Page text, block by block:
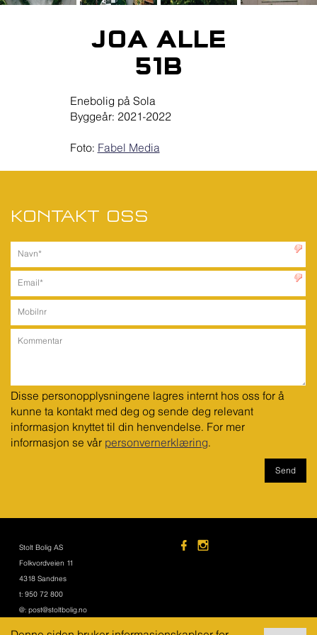
JOA ALLE
51B
Enebolig på Sola
Byggeår: 2021-2022
Foto: Fabel Media
KONTAKT OSS
Disse personopplysningene lagres internt hos oss for å
kunne ta kontakt med deg og sende deg relevant
informasjon knyttet til din henvendelse. For mer
informasjon se vår personvernerklæring.
Stolt Bolig AS
Folkvordveien 11
4318 Sandnes
t: 950 72 800
@: post@stoltbolig.no